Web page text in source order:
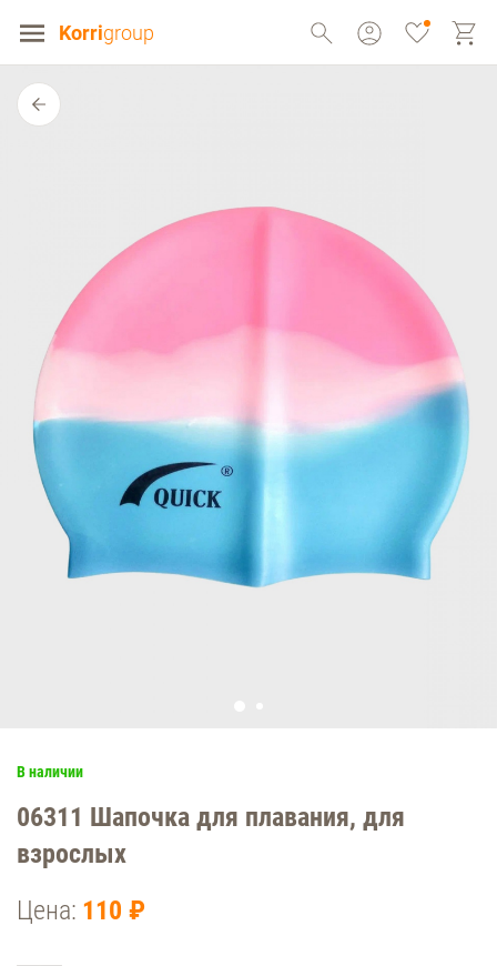
Korrigroup
В наличии
06311 Шапочка для плавания, для
взрослых
Цена: 110 ₽